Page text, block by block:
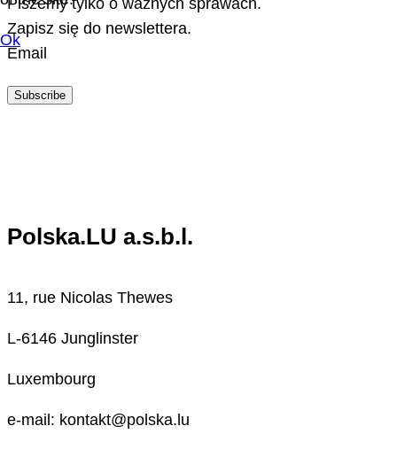
Zapisz się do newslettera.
Email
Subscribe
Polska.LU a.s.b.l.
11, rue Nicolas Thewes
L-6146 Junglinster
Luxembourg
e-mail: kontakt@polska.lu
Ok